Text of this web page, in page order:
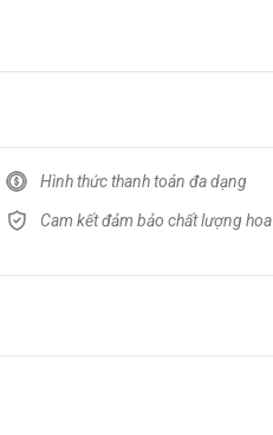
Hình thức thanh toán đa dạng
Cam kết đảm bảo chất lượng hoa